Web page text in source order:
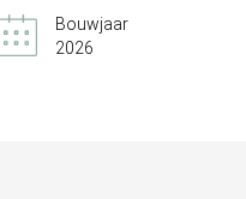
Bouwjaar
2026